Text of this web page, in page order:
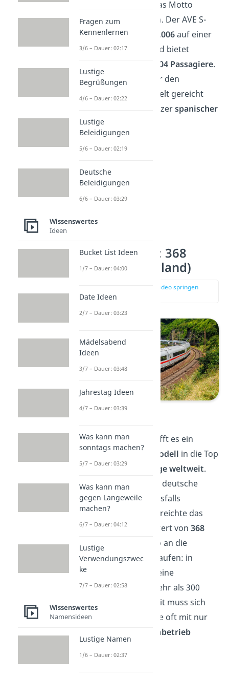
Die Zahl 404 scheint das Motto
unseres Platz 9 zu sein. Der AVE S-
103 erreichte im
Jahr 2006auf einer
Testfahrt404 km/h
und bietet
404 Passagiere.
Auch wenn es nicht für den
schnellsten Zug der Welt gereicht
hat, ist das Modell stolzerspanischer
Rekordhalter
Platz 10 – ICE3: 368
km/h (Deutschland)
zur Stelle im Video springen
Mit dem ICE3 hat schafft es ein
weiteresdeutsches Modell in die Top
10 derschnellsten Züge weltweit.
Dabei braucht sich die deutsche
Ingenieurskunst keinesfalls
verstecken. In Tests erreichte das
Modell einen Spitzenwert von368
km/hund fährt sich so an die
Weltspitze. Dumm gelaufen: in
Deutschland gibt es keine
Zugstrecke, welche mehr als 300
km/h zulässt und somit muss sich
die 11.000 PS Maschine oft mit nur
250 km/h im Personenbetrieb
zufriedengeben.
Fragen zum
Kennenlernen
3/6 – Dauer: 02:17
Lustige
Begrüßungen
4/6 – Dauer: 02:22
Lustige
Beleidigungen
5/6 – Dauer: 02:19
Deutsche
Beleidigungen
6/6 – Dauer: 03:29
Wissenswertes
Ideen
Bucket List Ideen
1/7 – Dauer: 04:00
Date Ideen
2/7 – Dauer: 03:23
Mädelsabend
Ideen
3/7 – Dauer: 03:48
Jahrestag Ideen
4/7 – Dauer: 03:39
Was kann man
sonntags machen?
5/7 – Dauer: 03:29
Was kann man
gegen Langeweile
machen?
6/7 – Dauer: 04:12
Lustige
Verwendungszwec
ke
7/7 – Dauer: 02:58
Wissenswertes
Namensideen
Lustige Namen
1/6 – Dauer: 02:37